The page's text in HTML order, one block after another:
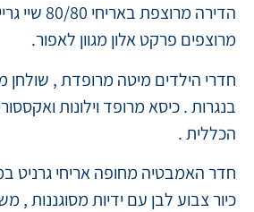
הדירה מרוצפת
מרוצפים פרקט אלון מגוון לאפור.
חדרי הילדים מיטה מרופדת , שולחן
בנגרות . כיסא מרופד וילונות
הכללית .
חדר האמבטיה מחופה אריחי גרניט
כיור צבוע לבן עם ידיות מסוגננות ,